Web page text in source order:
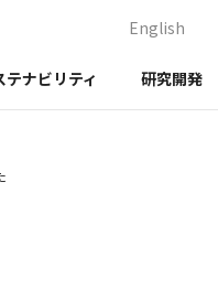
テナビリティ 研究開発
English